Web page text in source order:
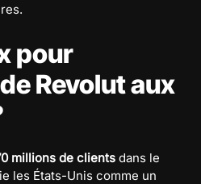
pour
Revolut aux
millions de clients dans le
les États-Unis comme un